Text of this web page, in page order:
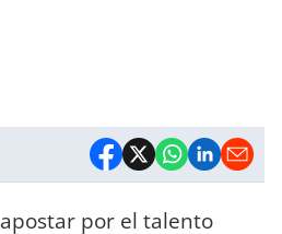
por el talento